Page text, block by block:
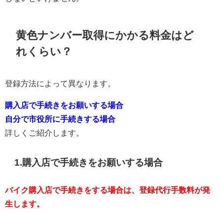
黄色ナンバー取得にかかる料金はど
れくらい？
登録方法によって異なります。
購入店で手続きをお願いする場合
自分で市役所に手続きする場合
詳しくご紹介します。
1.購入店で手続きをお願いする場合
バイク購入店で手続きをする場合は、登録代行手数料が発
生します。